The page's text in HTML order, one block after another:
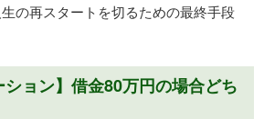
の再スタートを切るための最終手段
ション】借金80万円の場合どち